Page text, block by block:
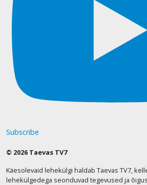
Subscribe
© 2026 Taevas TV7
Käesolevaid lehekülgi haldab Taevas TV7,
lehekülgedega seonduvad tegevused ja